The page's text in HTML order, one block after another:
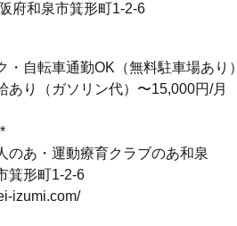
府和泉市箕形町1-2-6
自転車通勤OK（無料駐車場あり）
あり（ガソリン代）〜15,000円/月
のあ・運動療育クラブのあ和泉
箕形町1-2-6
izumi.com/